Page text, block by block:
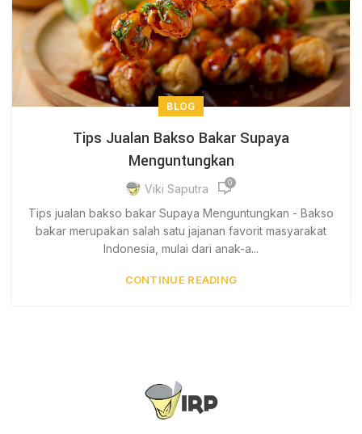
BLOG
Tips Jualan Bakso Bakar Supaya
Menguntungkan
Viki Saputra 0
Tips jualan bakso bakar Supaya Menguntungkan - Bakso
bakar merupakan salah satu jajanan favorit masyarakat
Indonesia, mulai dari anak-a...
CONTINUE READING